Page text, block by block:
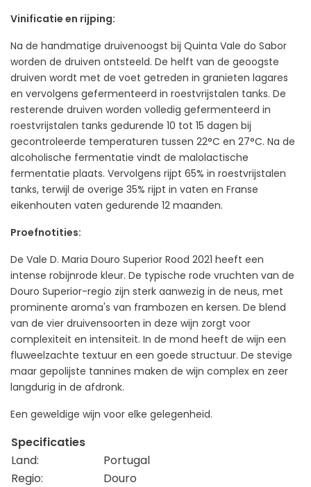
Vinificatie en rijping:
Na de handmatige druivenoogst bij Quinta Vale do Sabor
worden de druiven ontsteeld. De helft van de geoogste
druiven wordt met de voet getreden in granieten lagares
en vervolgens gefermenteerd in roestvrijstalen tanks. De
resterende druiven worden volledig gefermenteerd in
roestvrijstalen tanks gedurende 10 tot 15 dagen bij
gecontroleerde temperaturen tussen 22°C en 27°C. Na de
alcoholische fermentatie vindt de malolactische
fermentatie plaats. Vervolgens rijpt 65% in roestvrijstalen
tanks, terwijl de overige 35% rijpt in vaten en Franse
eikenhouten vaten gedurende 12 maanden.
Proefnotities:
De Vale D. Maria Douro Superior Rood 2021 heeft een
intense robijnrode kleur. De typische rode vruchten van de
Douro Superior-regio zijn sterk aanwezig in de neus, met
prominente aroma's van frambozen en kersen. De blend
van de vier druivensoorten in deze wijn zorgt voor
complexiteit en intensiteit. In de mond heeft de wijn een
fluweelzachte textuur en een goede structuur. De stevige
maar gepolijste tannines maken de wijn complex en zeer
langdurig in de afdronk.
Een geweldige wijn voor elke gelegenheid.
Specificaties
Land:
Portugal
Regio:
Douro